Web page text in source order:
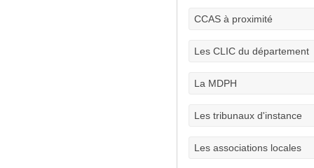
CCAS à proximité
Les CLIC du département
La MDPH
Les tribunaux d'instance
Les associations locales